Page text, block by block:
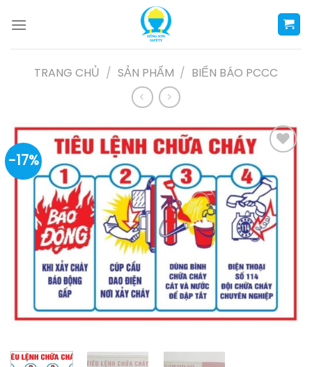
TRANG CHỦ / SẢN PHẨM / BIỂN BÁO PCCC
-17%